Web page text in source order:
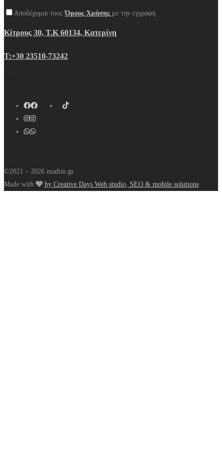
Αποδέχομαι τουςΌρους Χρήσης με την εγγραφή
Κίτρους 30, Τ.Κ 60134, Κατερίνη
Τ:+30 23510-73242
©2021 – 2026 madim.gr
Made with
by Creative Days Web studio, SEO & mobile solutions